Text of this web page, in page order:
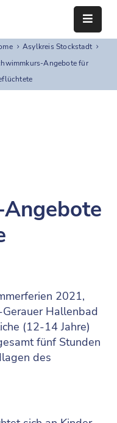
Asylkreis Stockstadt
Angebote für
2021,
Hallenbad
(12-14 Jahre)
fünf Stunden
des